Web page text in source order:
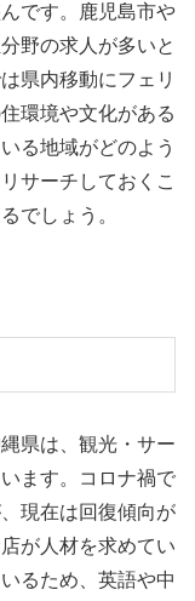
です。鹿児島市や
野の求人が多いと
県内移動にフェリ
環境や文化がある
る地域がどのよう
サーチしておくこ
でしょう。
県は、観光・サー
ます。コロナ禍で
現在は回復傾向が
が人材を求めてい
るため、英語や中